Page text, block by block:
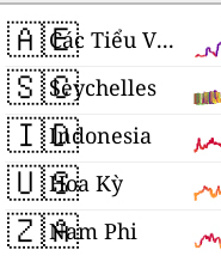
🇦🇪 Các Tiểu Vương quốc Ả Rập Thống nhất
🇸🇨Seychelles
🇮🇩Indonesia
🇺🇸Hoa Kỳ
🇿🇦Nam Phi